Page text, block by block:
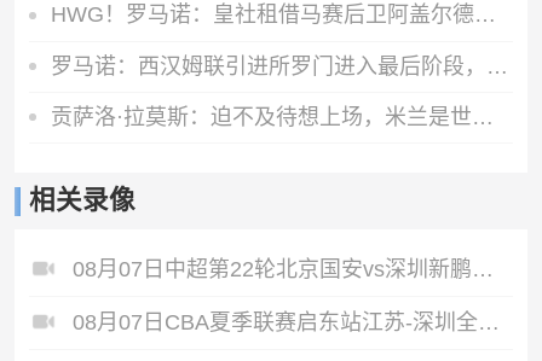
HWG！罗马诺：皇社租借马赛后卫阿盖尔德达协议，买断费1100万欧
罗马诺：西汉姆联引进所罗门进入最后阶段，正推进与热刺的谈判
贡萨洛·拉莫斯：迫不及待想上场，米兰是世上最伟大的俱乐部之一
相关录像
08月07日中超第22轮北京国安vs深圳新鹏城全场录像
08月07日CBA夏季联赛启东站江苏-深圳全场录像